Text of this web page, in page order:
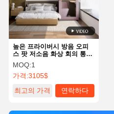
높은 프라이버시 방음 오피
스 팟 저소음 화상 회의 통신
부스
MOQ:1
가격:3105$
최고의 가격
연락하다